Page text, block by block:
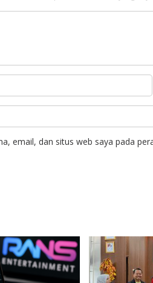
email, dan situs web saya pada